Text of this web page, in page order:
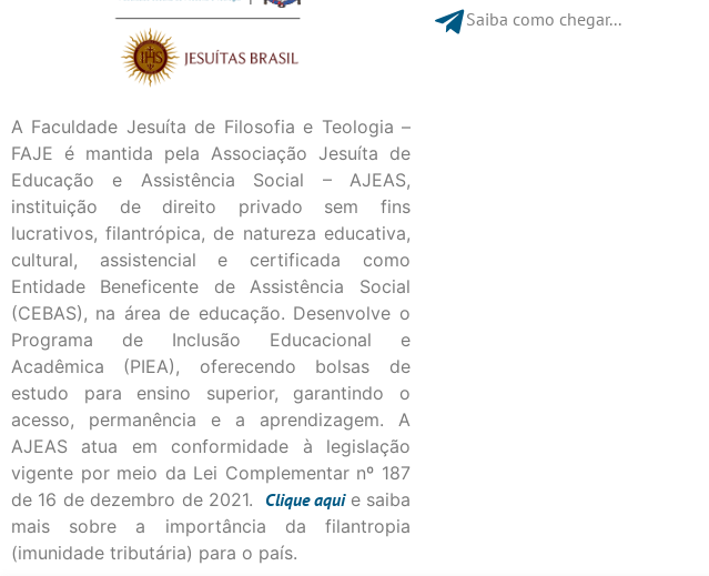
A Faculdade Jesuíta de Filosofia e Teologia –
FAJE é mantida pela Associação Jesuíta de
Educação e Assistência Social – AJEAS,
instituição de direito privado sem fins
lucrativos, filantrópica, de natureza educativa,
cultural, assistencial e certificada como
Entidade Beneficente de Assistência Social
(CEBAS), na área de educação. Desenvolve o
Programa de Inclusão Educacional e
Acadêmica (PIEA), oferecendo bolsas de
estudo para ensino superior, garantindo o
acesso, permanência e a aprendizagem. A
AJEAS atua em conformidade à legislação
vigente por meio da Lei Complementar nº 187
de 16 de dezembro de 2021. Cliqueaqui e saiba
mais sobre a importância da filantropia
(imunidade tributária) para o país.
Saiba como chegar...